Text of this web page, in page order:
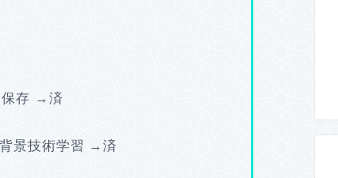
保存 →済
景技術学習 →済